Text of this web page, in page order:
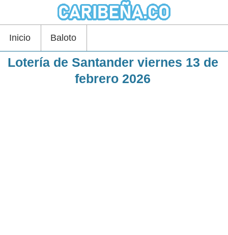
Inicio Baloto
Lotería de Santander viernes 13 de
febrero 2026